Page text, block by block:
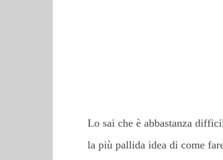
Lo sai che è abbastanza
la più pallida idea di come